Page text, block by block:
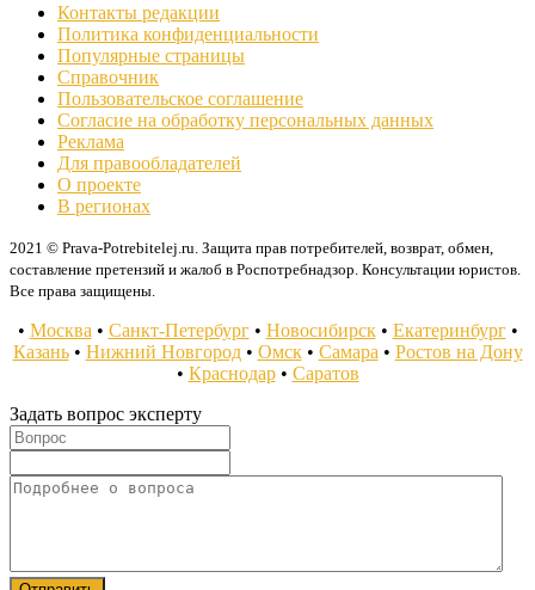
Контакты редакции
Политика конфиденциальности
Популярные страницы
Справочник
Пользовательское соглашение
Согласие на обработку персональных данных
Реклама
Для правообладателей
О проекте
В регионах
2021 © Prava-Potrebitelej.ru. Защита прав потребителей, возврат, обмен,
составление претензий и жалоб в Роспотребнадзор. Консультации юристов.
Все права защищены.
• Москва • Санкт-Петербург• Новосибирск• Екатеринбург•
Казань• Нижний Новгород• Омск• Самара • Ростов на Дону
• Краснодар• Саратов
Задать вопрос эксперту